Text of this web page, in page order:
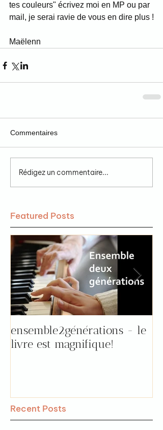
tes couleurs" écrivez moi en MP ou par
mail, je serai ravie de vous en dire plus !
Maëlenn
Commentaires
Rédigez un commentaire...
Featured Posts
ensemble2générations - le
livre est magnifique!
Recent Posts